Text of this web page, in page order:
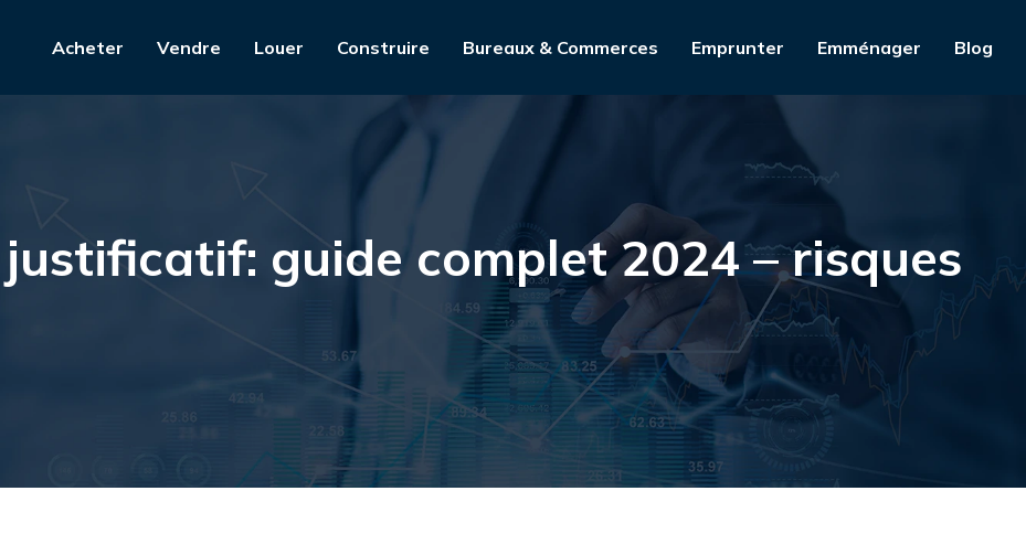
Acheter Vendre Louer Construire Bureaux & Commerces Emprunter Emménager Blog
guide complet 2024 – risques